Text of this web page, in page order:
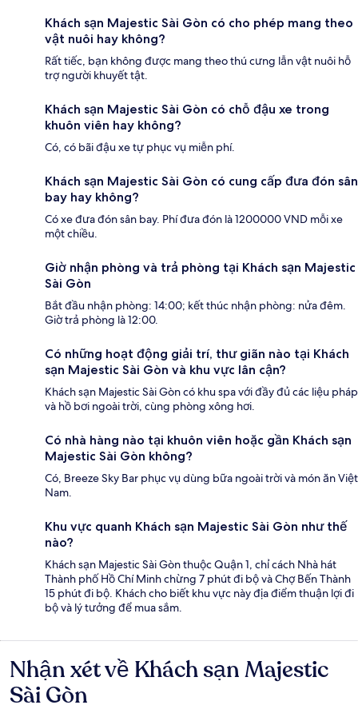
Khách sạn Majestic Sài Gòn có cho phép mang theo
vật nuôi hay không?
Rất tiếc, bạn không được mang theo thú cưng lẫn vật nuôi hỗ
trợ người khuyết tật.
Khách sạn Majestic Sài Gòn có chỗ đậu xe trong
khuôn viên hay không?
Có, có bãi đậu xe tự phục vụ miễn phí.
Khách sạn Majestic Sài Gòn có cung cấp đưa đón sân
bay hay không?
Có xe đưa đón sân bay. Phí đưa đón là 1200000 VND mỗi xe
một chiều.
Giờ nhận phòng và trả phòng tại Khách sạn Majestic
Sài Gòn
Bắt đầu nhận phòng: 14:00; kết thúc nhận phòng: nửa đêm.
Giờ trả phòng là 12:00.
Có những hoạt động giải trí, thư giãn nào tại Khách
sạn Majestic Sài Gòn và khu vực lân cận?
Khách sạn Majestic Sài Gòn có khu spa với đầy đủ các liệu pháp
và hồ bơi ngoài trời, cùng phòng xông hơi.
Có nhà hàng nào tại khuôn viên hoặc gần Khách sạn
Majestic Sài Gòn không?
Có, Breeze Sky Bar phục vụ dùng bữa ngoài trời và món ăn Việt
Nam.
Khu vực quanh Khách sạn Majestic Sài Gòn như thế
nào?
Khách sạn Majestic Sài Gòn thuộc Quận 1, chỉ cách Nhà hát
Thành phố Hồ Chí Minh chừng 7 phút đi bộ và Chợ Bến Thành
15 phút đi bộ. Khách cho biết khu vực này địa điểm thuận lợi đi
bộ và lý tưởng để mua sắm.
Nhận
xét
Nhận xét về Khách sạn Majestic
Sài Gòn